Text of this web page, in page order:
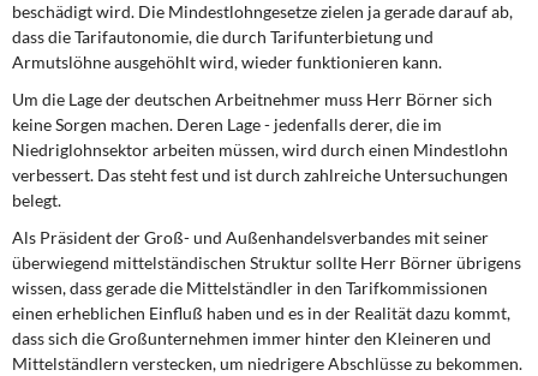
Über mich
Kontakt
beschädigt wird. Die Mindestlohngesetze zielen ja gerade darauf ab,
dass die Tarifautonomie, die durch Tarifunterbietung und
Armutslöhne ausgehöhlt wird, wieder funktionieren kann.
Um die Lage der deutschen Arbeitnehmer muss Herr Börner sich
keine Sorgen machen. Deren Lage - jedenfalls derer, die im
Niedriglohnsektor arbeiten müssen, wird durch einen Mindestlohn
verbessert. Das steht fest und ist durch zahlreiche Untersuchungen
belegt.
Als Präsident der Groß- und Außenhandelsverbandes mit seiner
überwiegend mittelständischen Struktur sollte Herr Börner übrigens
wissen, dass gerade die Mittelständler in den Tarifkommissionen
einen erheblichen Einfluß haben und es in der Realität dazu kommt,
dass sich die Großunternehmen immer hinter den Kleineren und
Mittelständlern verstecken, um niedrigere Abschlüsse zu bekommen.